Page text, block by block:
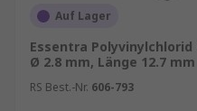
Auf Lager
Essentra
Ø 2.8 mm, Länge 12.7 mm
RS Best.-Nr. 606-793